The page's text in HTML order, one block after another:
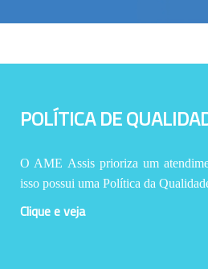
POLÍTICA DE
O AME Assis prioriza um
isso possui uma Política da
Clique e veja